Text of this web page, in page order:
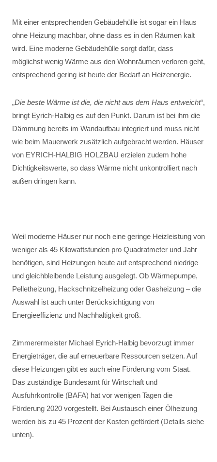
Mit einer entsprechenden Gebäudehülle ist sogar ein Haus
ohne Heizung machbar, ohne dass es in den Räumen kalt
wird. Eine moderne Gebäudehülle sorgt dafür, dass
möglichst wenig Wärme aus den Wohnräumen verloren geht,
entsprechend gering ist heute der Bedarf an Heizenergie.
„Die beste Wärme ist die, die nicht aus dem Haus entweicht“,
bringt Eyrich-Halbig es auf den Punkt. Darum ist bei ihm die
Dämmung bereits im Wandaufbau integriert und muss nicht
wie beim Mauerwerk zusätzlich aufgebracht werden. Häuser
von EYRICH-HALBIG HOLZBAU erzielen zudem hohe
Dichtigkeitswerte, so dass Wärme nicht unkontrolliert nach
außen dringen kann.
Weil moderne Häuser nur noch eine geringe Heizleistung von
weniger als 45 Kilowattstunden pro Quadratmeter und Jahr
benötigen, sind Heizungen heute auf entsprechend niedrige
und gleichbleibende Leistung ausgelegt. Ob Wärmepumpe,
Pelletheizung, Hackschnitzelheizung oder Gasheizung – die
Auswahl ist auch unter Berücksichtigung von
Energieeffizienz und Nachhaltigkeit groß.
Zimmerermeister Michael Eyrich-Halbig bevorzugt immer
Energieträger, die auf erneuerbare Ressourcen setzen. Auf
diese Heizungen gibt es auch eine Förderung vom Staat.
Das zuständige Bundesamt für Wirtschaft und
Ausfuhrkontrolle (BAFA) hat vor wenigen Tagen die
Förderung 2020 vorgestellt. Bei Austausch einer Ölheizung
werden bis zu 45 Prozent der Kosten gefördert (Details siehe
unten).